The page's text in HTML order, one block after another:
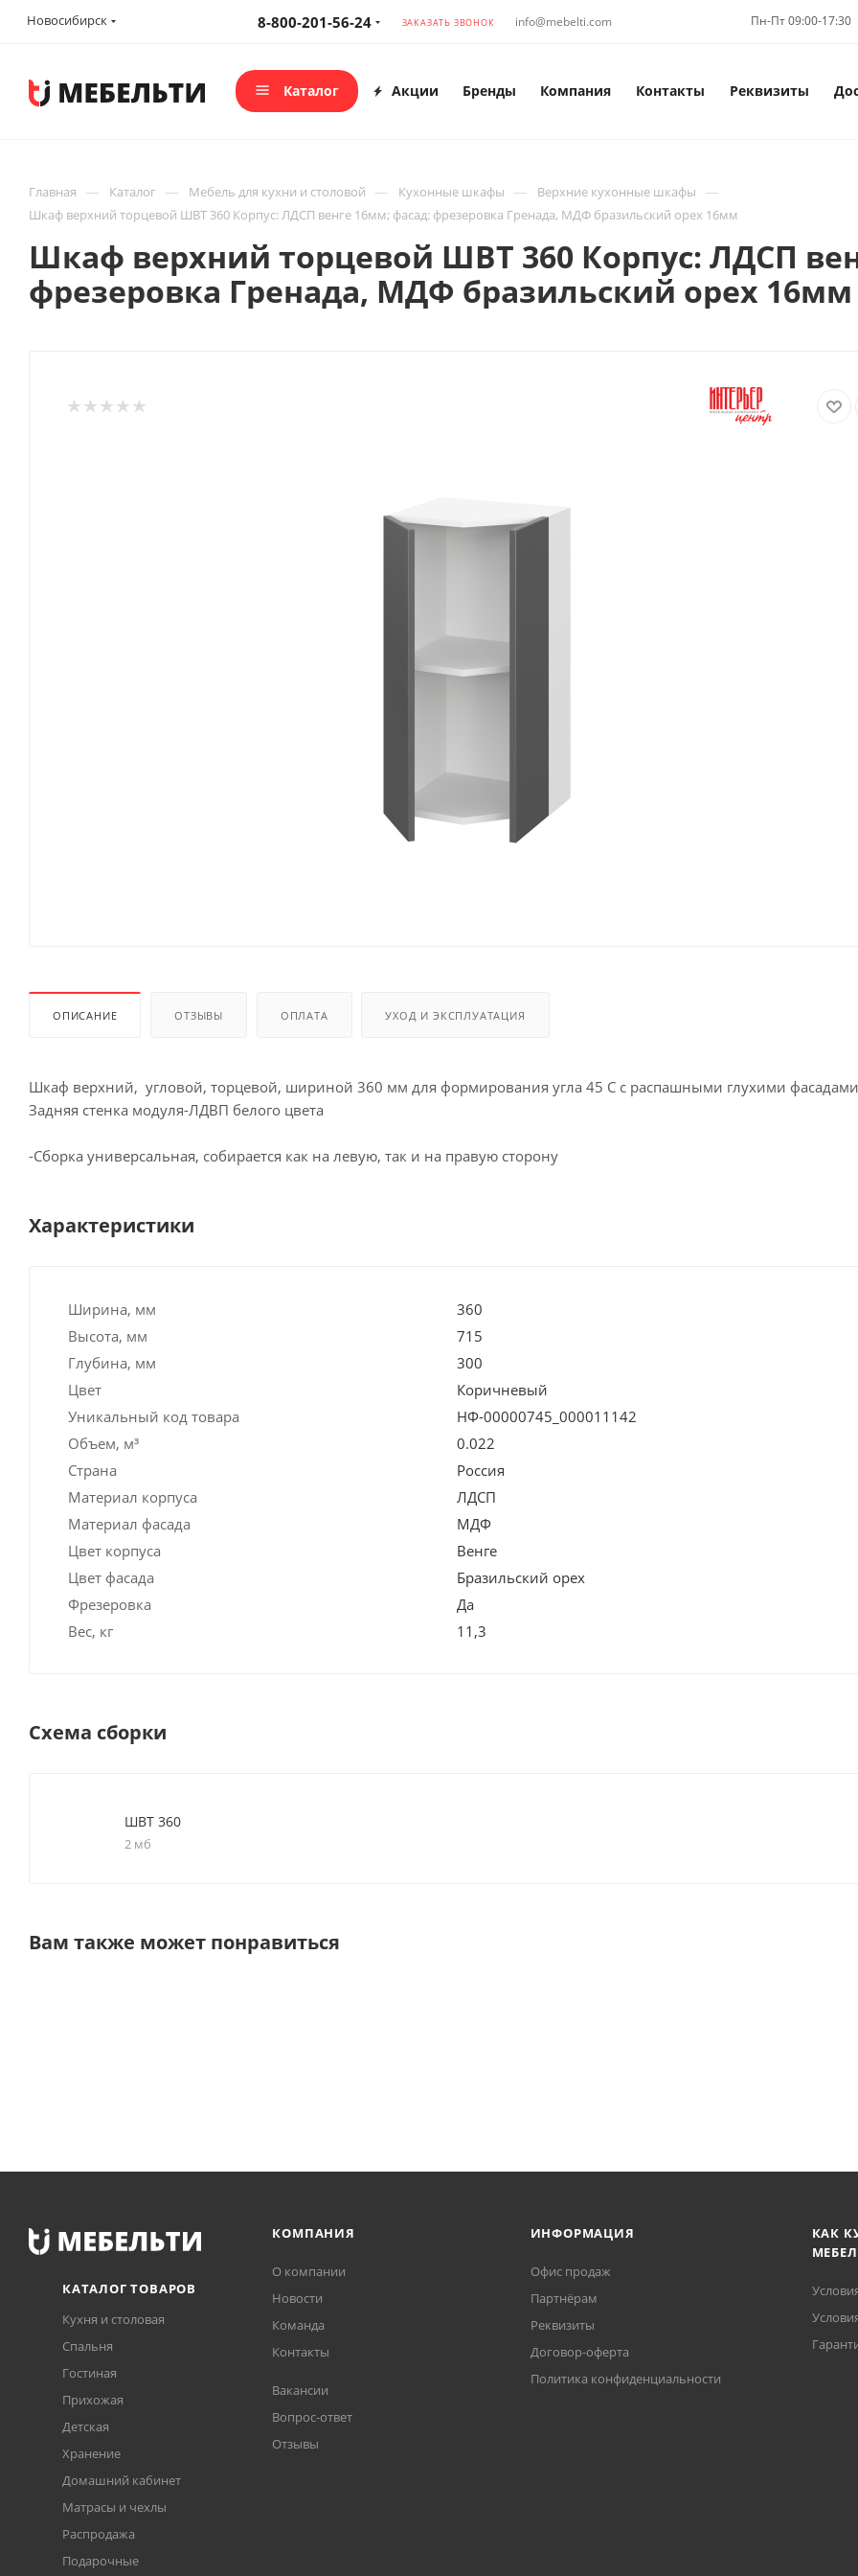
Новосибирск 8-800-201-56-24 ЗАКАЗАТЬ ЗВОНОК info@mebelti.com Пн-Пт 09:00-17:30
Каталог Акции Бренды Компания Контакты Реквизиты
Главная — Каталог — Мебель для кухни и столовой — Кухонные шкафы — Верхние кухонные шкафы —
Шкаф верхний торцевой ШВТ 360 Корпус: ЛДСП венге 16мм; фасад: фрезеровка Гренада, МДФ бразильский орех 16мм
Шкаф верхний торцевой ШВТ 360 Корпус: ЛДСП
фрезеровка Гренада, МДФ бразильский орех 16мм
ОПИСАНИЕ ОТЗЫВЫ ОПЛАТА УХОД И ЭКСПЛУАТАЦИЯ
Шкаф верхний, угловой, торцевой, шириной 360 мм для формирования угла 45 С с распашными глухими фасадами
Задняя стенка модуля-ЛДВП белого цвета
-Сборка универсальная, собирается как на левую, так и на правую сторону
Характеристики
Ширина, мм
360
Высота, мм
715
Глубина, мм
300
Цвет
Коричневый
Уникальный код товара
НФ-00000745_000011142
Объем, м³
0.022
Страна
Россия
Материал корпуса
ЛДСП
Материал фасада
МДФ
Цвет корпуса
Венге
Цвет фасада
Бразильский орех
Фрезеровка
Да
Вес, кг
11,3
Схема сборки
ШВТ 360
2 мб
Вам также может понравиться
КАТАЛОГ ТОВАРОВ
Кухня и столовая
Спальня
Гостиная
Прихожая
Детская
Хранение
Домашний кабинет
Матрасы и чехлы
Распродажа
Подарочные
КОМПАНИЯ
О компании
Новости
Команда
Контакты
Вакансии
Вопрос-ответ
Отзывы
ИНФОРМАЦИЯ
Офис продаж
Партнёрам
Реквизиты
Договор-оферта
Политика конфиденциальности
КАК